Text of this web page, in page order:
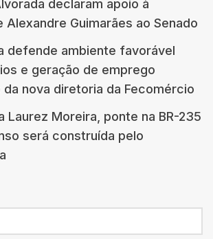
declaram apoio à
Alexandre Guimarães ao Senado
defende ambiente favorável
e geração de emprego
nova diretoria da Fecomércio
Laurez Moreira, ponte na BR-235
será construída pelo